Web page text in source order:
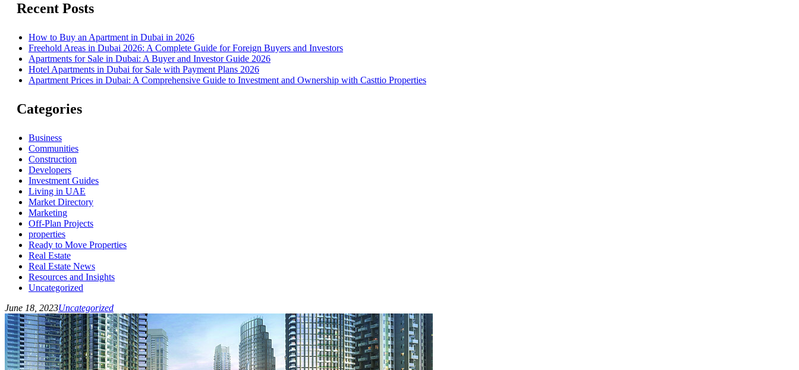
Recent Posts
How to Buy an Apartment in Dubai in 2026
Freehold Areas in Dubai 2026: A Complete Guide for Foreign Buyers and Investors
Apartments for Sale in Dubai: A Buyer and Investor Guide 2026
Hotel Apartments in Dubai for Sale with Payment Plans 2026
Apartment Prices in Dubai: A Comprehensive Guide to Investment and Ownership with Casttio Properties
Categories
Business
Communities
Construction
Developers
Investment Guides
Living in UAE
Market Directory
Marketing
Off-Plan Projects
properties
Ready to Move Properties
Real Estate
Real Estate News
Resources and Insights
Uncategorized
June 18, 2023Uncategorized